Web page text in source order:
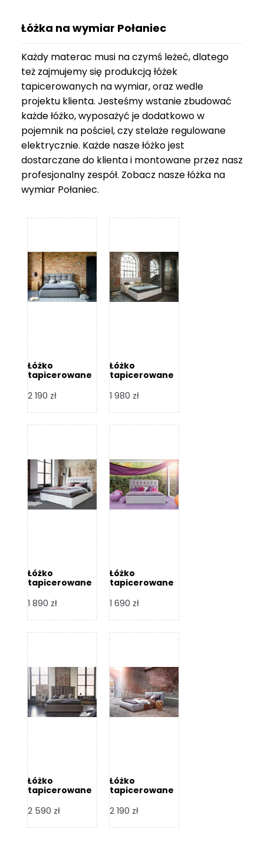
Łóżka na wymiar Połaniec
Każdy materac musi na czymś leżeć, dlatego
też zajmujemy się produkcją łóżek
tapicerowanych na wymiar, oraz wedle
projektu klienta. Jesteśmy wstanie zbudować
każde łóżko, wyposażyć je dodatkowo w
pojemnik na pościel, czy stelaże regulowane
elektrycznie. Każde nasze łóżko jest
dostarczane do klienta i montowane przez nasz
profesjonalny zespół. Zobacz naszełóżka na
wymiar Połaniec.
Łóżko
tapicerowane
Design
2 190 zł
Łóżko
tapicerowane
Design
1 980 zł
Łóżko
tapicerowane
Design
1 890 zł
Łóżko
tapicerowane
Design
1 690 zł
Łóżko
tapicerowane
Design
2 590 zł
Łóżko
tapicerowane
Design
2 190 zł